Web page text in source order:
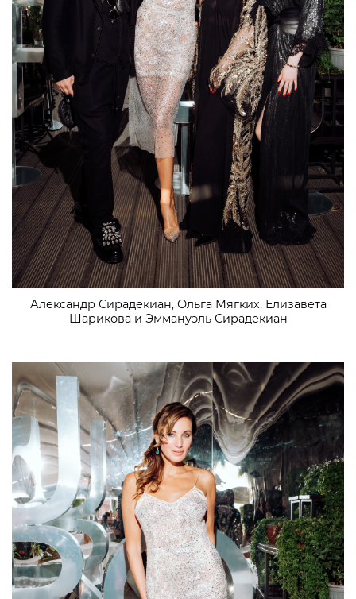
Александр Сирадекиан, Ольга Мягких, Елизавета
Шарикова и Эммануэль Сирадекиан